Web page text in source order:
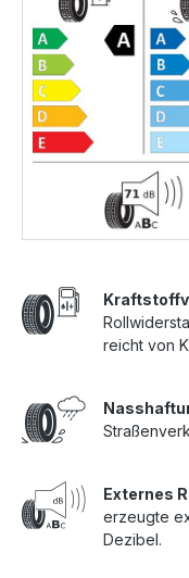
reicht von
Externes
erzeugte
Dezibel.